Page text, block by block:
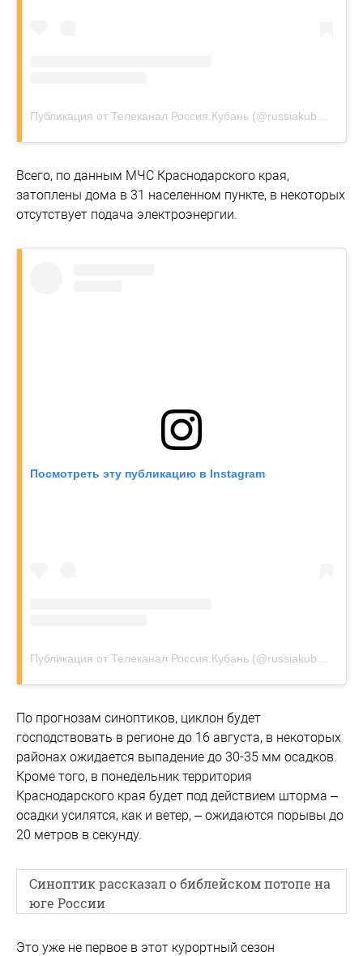
Публикация от Телеканал Россия.Кубань (@russiakuban)
Всего, по данным МЧС Краснодарского края,
затоплены дома в 31 населенном пункте, в некоторых
отсутствует подача электроэнергии.
Посмотреть эту публикацию в Instagram
По прогнозам синоптиков, циклон будет
господствовать в регионе до 16 августа, в некоторых
районах ожидается выпадение до 30-35 мм осадков.
Кроме того, в понедельник территория
Краснодарского края будет под действием шторма –
осадки усилятся, как и ветер, – ожидаются порывы до
20 метров в секунду.
Синоптик рассказал о библейском потопе на
юге России
Это уже не первое в этот курортный сезон